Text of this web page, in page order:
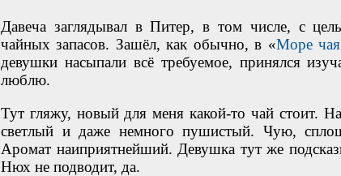
Давеча заглядывал в Питер, в том числе, с
чайных запасов. Зашёл, как обычно, в «Море чая
девушки насыпали всё требуемое, принялся
люблю.
Тут гляжу, новый для меня какой-то чай стоит.
светлый и даже немного пушистый. Чую,
Аромат наиприятнейший. Девушка тут же
Нюх не подводит, да.